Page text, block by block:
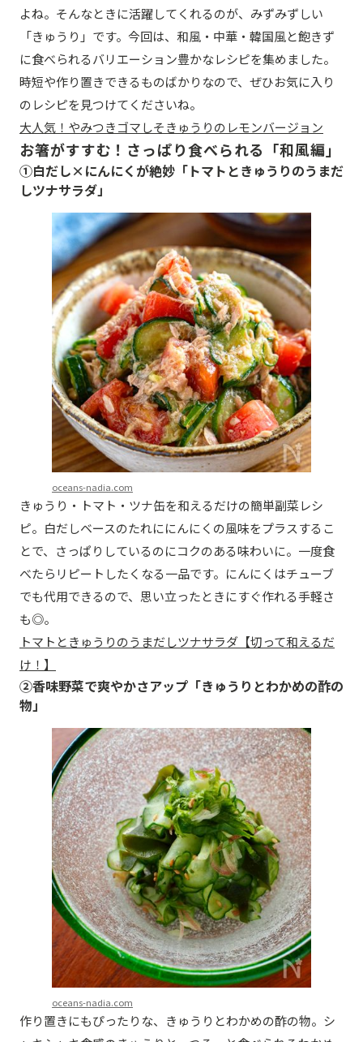
よね。そんなときに活躍してくれるのが、みずみずしい
「きゅうり」です。今回は、和風・中華・韓国風と飽きず
に食べられるバリエーション豊かなレシピを集めました。
時短や作り置きできるものばかりなので、ぜひお気に入り
のレシピを見つけてくださいね。
大人気！やみつきゴマしそきゅうりのレモンバージョン
お箸がすすむ！さっぱり食べられる「和風編」
①白だし×にんにくが絶妙「トマトときゅうりのうまだ
しツナサラダ」
oceans-nadia.com
きゅうり・トマト・ツナ缶を和えるだけの簡単副菜レシ
ピ。白だしベースのたれににんにくの風味をプラスするこ
とで、さっぱりしているのにコクのある味わいに。一度食
べたらリピートしたくなる一品です。にんにくはチューブ
でも代用できるので、思い立ったときにすぐ作れる手軽さ
も◎。
トマトときゅうりのうまだしツナサラダ【切って和えるだ
け！】
②香味野菜で爽やかさアップ「きゅうりとわかめの酢の
物」
oceans-nadia.com
作り置きにもぴったりな、きゅうりとわかめの酢の物。シ